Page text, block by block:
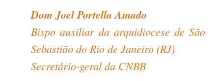
Dom Joel Portella Amado
Bispo auxiliar da arquidiocese de São
Sebastião do Rio de Janeiro (RJ)
Secretário-geral da CNBB